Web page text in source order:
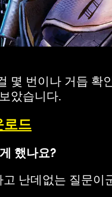
번이나 거듭 확
았습니다.
로드
했나요?
난데없는 질문이